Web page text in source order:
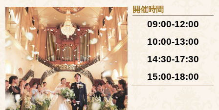
開催時間
09:00-12:00
10:00-13:00
14:30-17:30
15:00-18:00